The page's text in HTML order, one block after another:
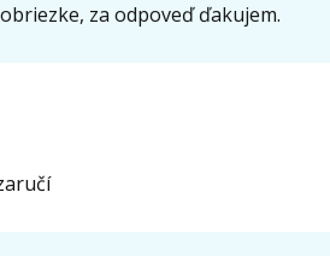
za odpoveď ďakujem.